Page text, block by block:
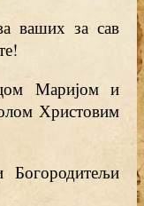
ваших за сав
Маријом и
Христовим
Богородитељи